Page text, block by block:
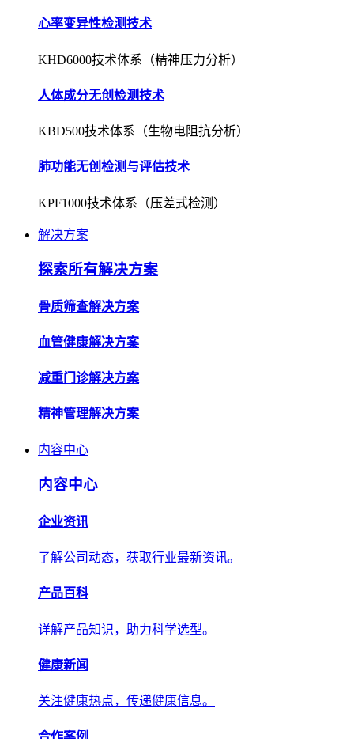
心率变异性检测技术
KHD6000技术体系（精神压力分析）
人体成分无创检测技术
KBD500技术体系（生物电阻抗分析）
肺功能无创检测与评估技术
KPF1000技术体系（压差式检测）
解决方案
探索所有解决方案
骨质筛查解决方案
血管健康解决方案
减重门诊解决方案
精神管理解决方案
内容中心
内容中心
企业资讯
了解公司动态，获取行业最新资讯。
产品百科
详解产品知识，助力科学选型。
健康新闻
关注健康热点，传递健康信息。